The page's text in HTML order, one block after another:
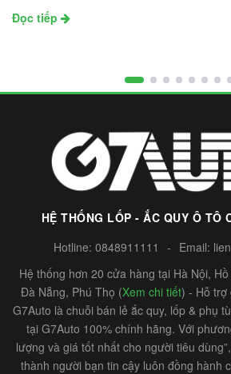
Đọc tiếp
HỆ THỐNG LỐP - ẮC QUY Ô TÔ
Hotline: 0848911111 - Email:
Hệ thống hơn 20 cửa hàng tại Hà Nội,
Đà Nẵng, Phú Thọ (Xem chi tiết) - Hỗ trợ
G7Auto là chuỗi bán lẻ ắc quy, lốp & phụ
tại G7Auto 100% chính hãng. Với
lượng và giá tốt nhất cho người tiêu
thành người bạn tin cậy luôn đồng hành